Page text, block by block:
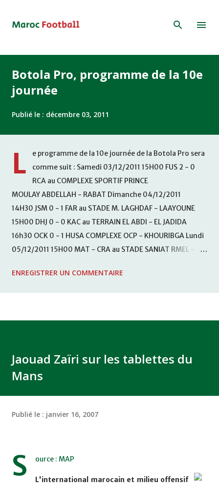
Botola Pro, programme de la 10e
journée
Publié le : décembre 03, 2011
L
e programme de la 10e journée de la Botola Pro sera
comme suit : Samedi 03/12/2011 15H00 FUS 2 - 0
RCA au COMPLEXE SPORTIF PRINCE
MOULAY ABDELLAH - RABAT Dimanche 04/12/2011
14H30 JSM 0 - 1 FAR au STADE M. LAGHDAF - LAAYOUNE
15H00 DHJ 0 - 0 KAC au TERRAIN EL ABDI - EL JADIDA
16h30 OCK 0 - 1 HUSA COMPLEXE OCP - KHOURIBGA Lundi
05/12/2011 15H00 MAT - CRA au STADE SANIAT RMEL -
KHEMISET Mardi 06/12/2011 15H00 WAF - OCS au
ENREGISTRER UN COMMENTAIRE
Jaouad Zaïri sur les tablettes du
Mans
Publié le : janvier 16, 2007
S ource : MAP
L'international marocain et milieu offensif